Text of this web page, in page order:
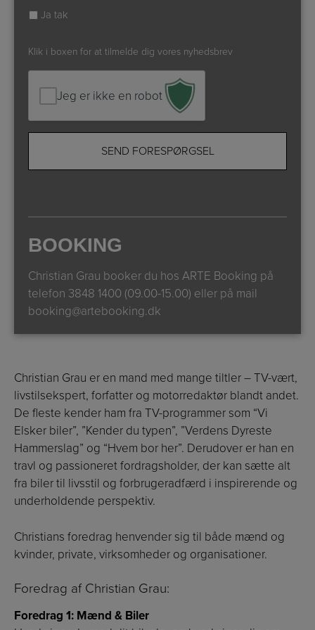
Ja tak
Klik i boxen for at tilmelde dig vores nyhedsbrev
Jeg er ikke en robot
BOOKING
Christian Grau booker du hos ARTE Booking på
telefon 3848 1400 (09.00-15.00) eller på mail
booking@artebooking.dk
Christian Grau er en mand med mange tiltler – TV-vært,
livstilsekspert, forfatter og motorredaktør blandt andet.
De fleste kender ham fra TV-programmer som “Vi
Elsker biler”, ”Kender du typen”, ”Verdens Dyreste
Hammerslag” og “Hvem bor her”. Derudover er han en
travl og passioneret fordragsholder, der kan sætte alt
fra biler til livsstil og forbrugeradfærd i inspirerende og
underholdende perspektiv.
Christians foredrag henvender sig til både mænd og
kvinder, private, virksomheder og organisationer.
Foredrag af Christian Grau:
Foredrag 1: Mænd & Biler